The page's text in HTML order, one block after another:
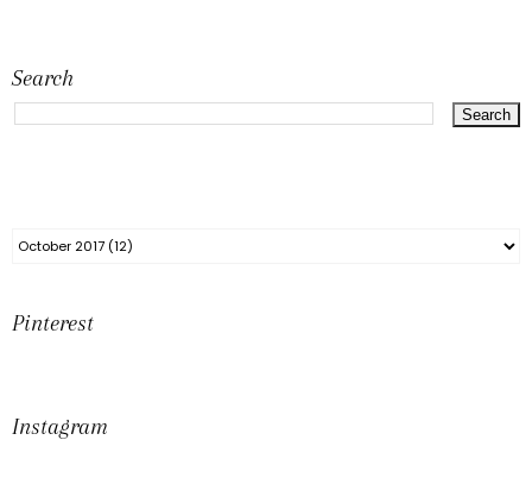
Search
Pinterest
Instagram